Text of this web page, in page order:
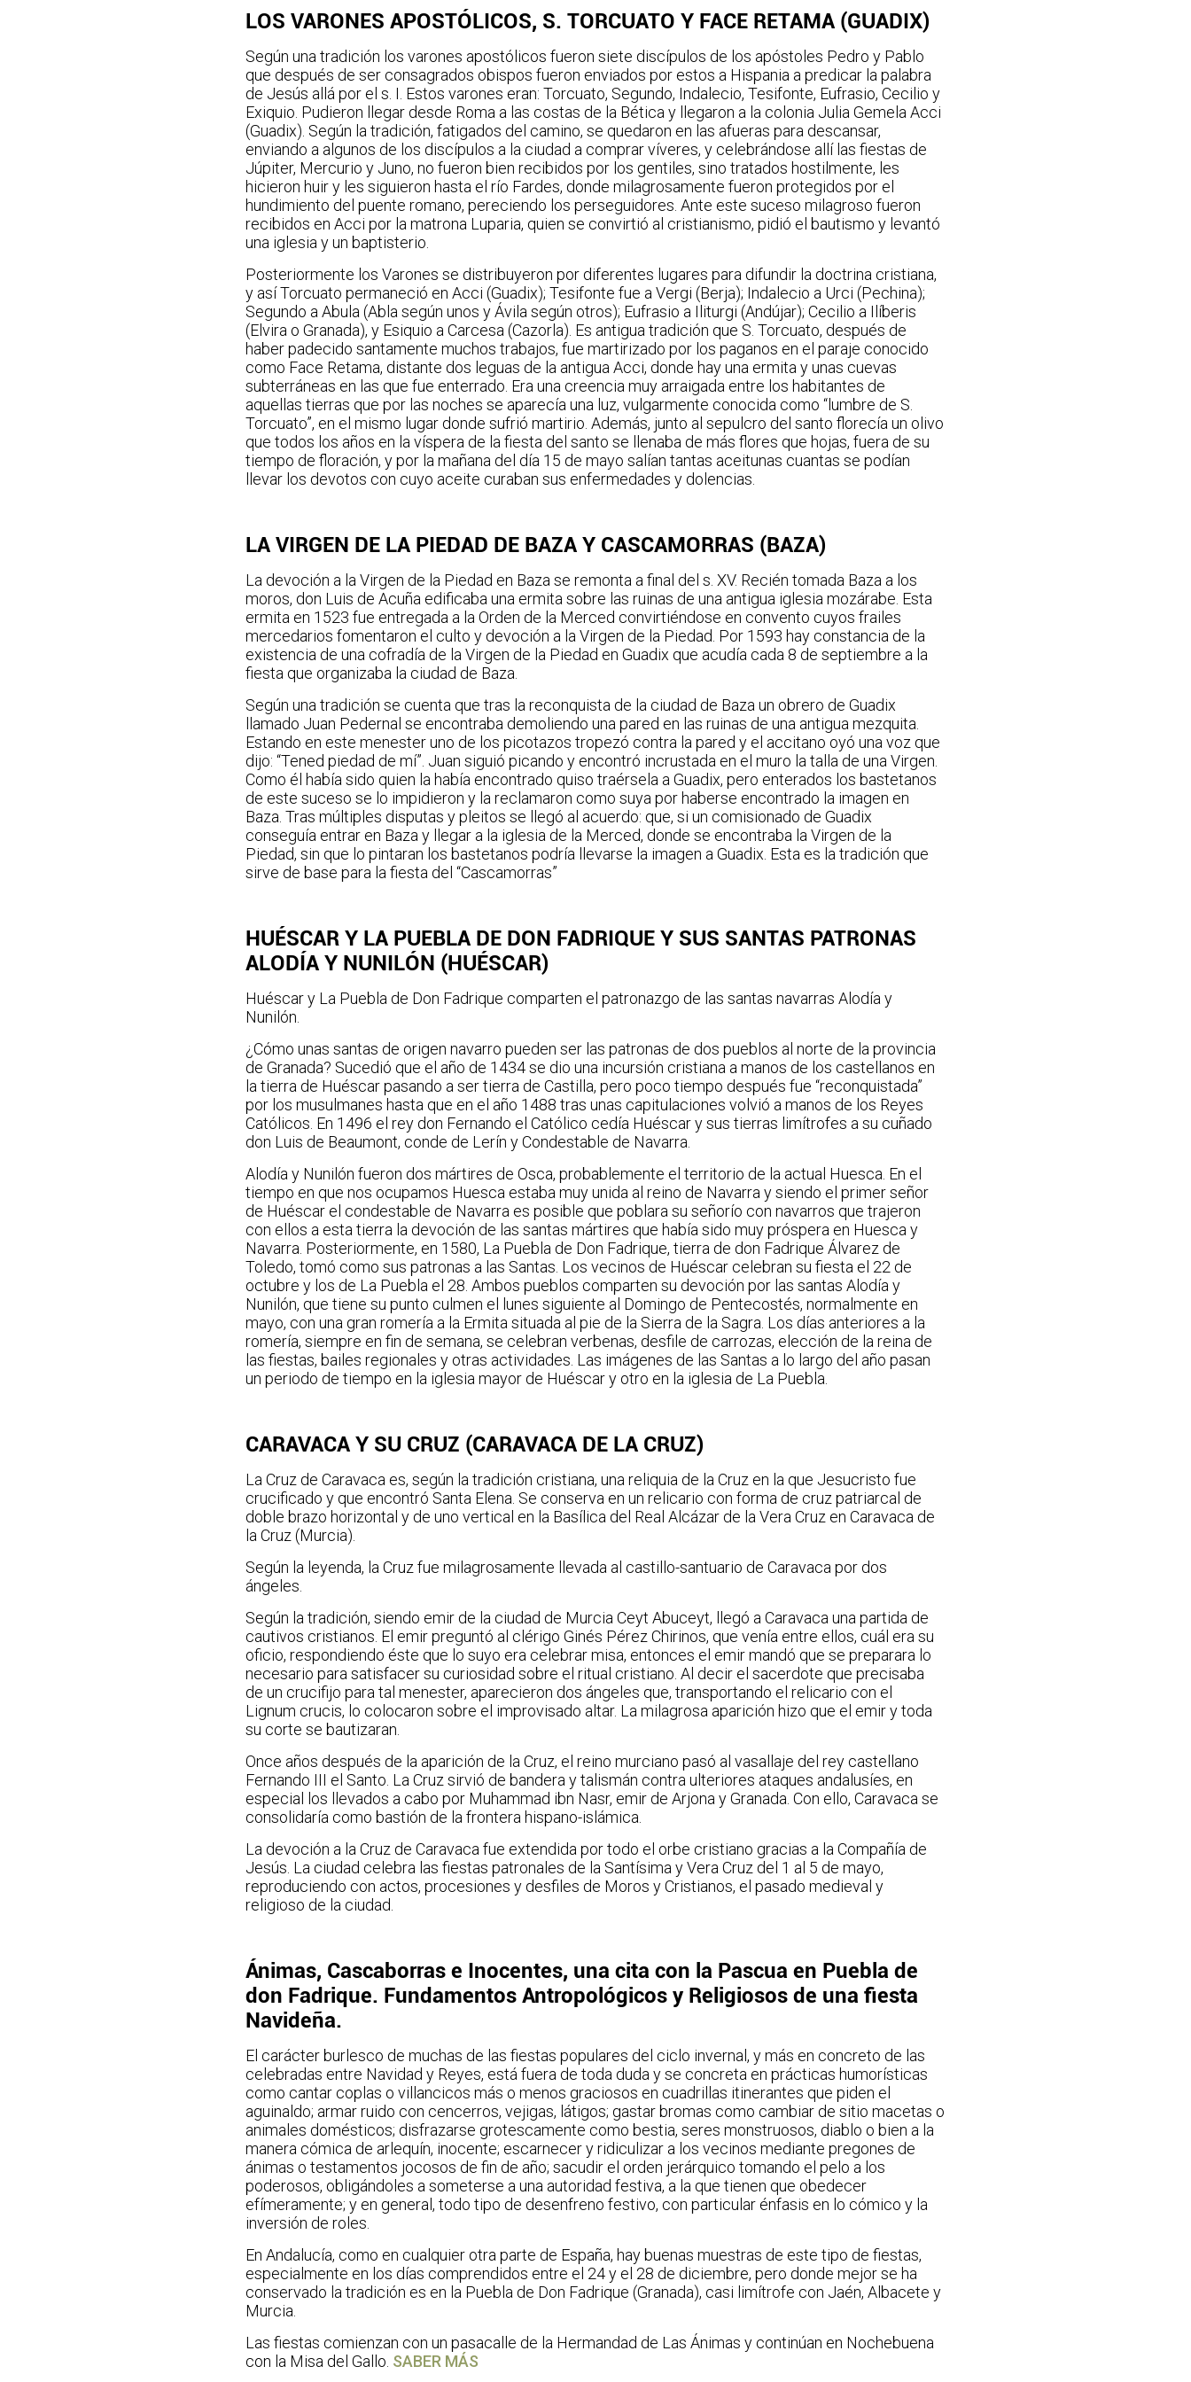
LOS VARONES APOSTÓLICOS, S. TORCUATO Y FACE RETAMA (GUADIX)
Según una tradición los varones apostólicos fueron siete discípulos de los apóstoles Pedro y Pablo
que después de ser consagrados obispos fueron enviados por estos a Hispania a predicar la palabra
de Jesús allá por el s. I. Estos varones eran: Torcuato, Segundo, Indalecio, Tesifonte, Eufrasio, Cecilio y
Exiquio. Pudieron llegar desde Roma a las costas de la Bética y llegaron a la colonia Julia Gemela Acci
(Guadix). Según la tradición, fatigados del camino, se quedaron en las afueras para descansar,
enviando a algunos de los discípulos a la ciudad a comprar víveres, y celebrándose allí las fiestas de
Júpiter, Mercurio y Juno, no fueron bien recibidos por los gentiles, sino tratados hostilmente, les
hicieron huir y les siguieron hasta el río Fardes, donde milagrosamente fueron protegidos por el
hundimiento del puente romano, pereciendo los perseguidores. Ante este suceso milagroso fueron
recibidos en Acci por la matrona Luparia, quien se convirtió al cristianismo, pidió el bautismo y levantó
una iglesia y un baptisterio.
Posteriormente los Varones se distribuyeron por diferentes lugares para difundir la doctrina cristiana,
y así Torcuato permaneció en Acci (Guadix); Tesifonte fue a Vergi (Berja); Indalecio a Urci (Pechina);
Segundo a Abula (Abla según unos y Ávila según otros); Eufrasio a Iliturgi (Andújar); Cecilio a Ilíberis
(Elvira o Granada), y Esiquio a Carcesa (Cazorla). Es antigua tradición que S. Torcuato, después de
haber padecido santamente muchos trabajos, fue martirizado por los paganos en el paraje conocido
como Face Retama, distante dos leguas de la antigua Acci, donde hay una ermita y unas cuevas
subterráneas en las que fue enterrado. Era una creencia muy arraigada entre los habitantes de
aquellas tierras que por las noches se aparecía una luz, vulgarmente conocida como “lumbre de S.
Torcuato”, en el mismo lugar donde sufrió martirio. Además, junto al sepulcro del santo florecía un olivo
que todos los años en la víspera de la fiesta del santo se llenaba de más flores que hojas, fuera de su
tiempo de floración, y por la mañana del día 15 de mayo salían tantas aceitunas cuantas se podían
llevar los devotos con cuyo aceite curaban sus enfermedades y dolencias.
LA VIRGEN DE LA PIEDAD DE BAZA Y CASCAMORRAS (BAZA)
La devoción a la Virgen de la Piedad en Baza se remonta a final del s. XV. Recién tomada Baza a los
moros, don Luis de Acuña edificaba una ermita sobre las ruinas de una antigua iglesia mozárabe. Esta
ermita en 1523 fue entregada a la Orden de la Merced convirtiéndose en convento cuyos frailes
mercedarios fomentaron el culto y devoción a la Virgen de la Piedad. Por 1593 hay constancia de la
existencia de una cofradía de la Virgen de la Piedad en Guadix que acudía cada 8 de septiembre a la
fiesta que organizaba la ciudad de Baza.
Según una tradición se cuenta que tras la reconquista de la ciudad de Baza un obrero de Guadix
llamado Juan Pedernal se encontraba demoliendo una pared en las ruinas de una antigua mezquita.
Estando en este menester uno de los picotazos tropezó contra la pared y el accitano oyó una voz que
dijo: “Tened piedad de mí”. Juan siguió picando y encontró incrustada en el muro la talla de una Virgen.
Como él había sido quien la había encontrado quiso traérsela a Guadix, pero enterados los bastetanos
de este suceso se lo impidieron y la reclamaron como suya por haberse encontrado la imagen en
Baza. Tras múltiples disputas y pleitos se llegó al acuerdo: que, si un comisionado de Guadix
conseguía entrar en Baza y llegar a la iglesia de la Merced, donde se encontraba la Virgen de la
Piedad, sin que lo pintaran los bastetanos podría llevarse la imagen a Guadix. Esta es la tradición que
sirve de base para la fiesta del “Cascamorras”
HUÉSCAR Y LA PUEBLA DE DON FADRIQUE Y SUS SANTAS PATRONAS
ALODÍA Y NUNILÓN (HUÉSCAR)
Huéscar y La Puebla de Don Fadrique comparten el patronazgo de las santas navarras Alodía y
Nunilón.
¿Cómo unas santas de origen navarro pueden ser las patronas de dos pueblos al norte de la provincia
de Granada? Sucedió que el año de 1434 se dio una incursión cristiana a manos de los castellanos en
la tierra de Huéscar pasando a ser tierra de Castilla, pero poco tiempo después fue “reconquistada”
por los musulmanes hasta que en el año 1488 tras unas capitulaciones volvió a manos de los Reyes
Católicos. En 1496 el rey don Fernando el Católico cedía Huéscar y sus tierras limítrofes a su cuñado
don Luis de Beaumont, conde de Lerín y Condestable de Navarra.
Alodía y Nunilón fueron dos mártires de Osca, probablemente el territorio de la actual Huesca. En el
tiempo en que nos ocupamos Huesca estaba muy unida al reino de Navarra y siendo el primer señor
de Huéscar el condestable de Navarra es posible que poblara su señorío con navarros que trajeron
con ellos a esta tierra la devoción de las santas mártires que había sido muy próspera en Huesca y
Navarra. Posteriormente, en 1580, La Puebla de Don Fadrique, tierra de don Fadrique Álvarez de
Toledo, tomó como sus patronas a las Santas. Los vecinos de Huéscar celebran su fiesta el 22 de
octubre y los de La Puebla el 28. Ambos pueblos comparten su devoción por las santas Alodía y
Nunilón, que tiene su punto culmen el lunes siguiente al Domingo de Pentecostés, normalmente en
mayo, con una gran romería a la Ermita situada al pie de la Sierra de la Sagra. Los días anteriores a la
romería, siempre en fin de semana, se celebran verbenas, desfile de carrozas, elección de la reina de
las fiestas, bailes regionales y otras actividades. Las imágenes de las Santas a lo largo del año pasan
un periodo de tiempo en la iglesia mayor de Huéscar y otro en la iglesia de La Puebla.
CARAVACA Y SU CRUZ (CARAVACA DE LA CRUZ)
La Cruz de Caravaca es, según la tradición cristiana, una reliquia de la Cruz en la que Jesucristo fue
crucificado y que encontró Santa Elena. Se conserva en un relicario con forma de cruz patriarcal de
doble brazo horizontal y de uno vertical en la Basílica del Real Alcázar de la Vera Cruz en Caravaca de
la Cruz (Murcia).
Según la leyenda, la Cruz fue milagrosamente llevada al castillo-santuario de Caravaca por dos
ángeles.
Según la tradición, siendo emir de la ciudad de Murcia Ceyt Abuceyt, llegó a Caravaca una partida de
cautivos cristianos. El emir preguntó al clérigo Ginés Pérez Chirinos, que venía entre ellos, cuál era su
oficio, respondiendo éste que lo suyo era celebrar misa, entonces el emir mandó que se preparara lo
necesario para satisfacer su curiosidad sobre el ritual cristiano. Al decir el sacerdote que precisaba
de un crucifijo para tal menester, aparecieron dos ángeles que, transportando el relicario con el
Lignum crucis, lo colocaron sobre el improvisado altar. La milagrosa aparición hizo que el emir y toda
su corte se bautizaran.
Once años después de la aparición de la Cruz, el reino murciano pasó al vasallaje del rey castellano
Fernando III el Santo. La Cruz sirvió de bandera y talismán contra ulteriores ataques andalusíes, en
especial los llevados a cabo por Muhammad ibn Nasr, emir de Arjona y Granada. Con ello, Caravaca se
consolidaría como bastión de la frontera hispano-islámica.
La devoción a la Cruz de Caravaca fue extendida por todo el orbe cristiano gracias a la Compañía de
Jesús. La ciudad celebra las fiestas patronales de la Santísima y Vera Cruz del 1 al 5 de mayo,
reproduciendo con actos, procesiones y desfiles de Moros y Cristianos, el pasado medieval y
religioso de la ciudad.
Ánimas, Cascaborras e Inocentes, una cita con la Pascua en Puebla de
don Fadrique. Fundamentos Antropológicos y Religiosos de una fiesta
Navideña.
El carácter burlesco de muchas de las fiestas populares del ciclo invernal, y más en concreto de las
celebradas entre Navidad y Reyes, está fuera de toda duda y se concreta en prácticas humorísticas
como cantar coplas o villancicos más o menos graciosos en cuadrillas itinerantes que piden el
aguinaldo; armar ruido con cencerros, vejigas, látigos; gastar bromas como cambiar de sitio macetas o
animales domésticos; disfrazarse grotescamente como bestia, seres monstruosos, diablo o bien a la
manera cómica de arlequín, inocente; escarnecer y ridiculizar a los vecinos mediante pregones de
ánimas o testamentos jocosos de fin de año; sacudir el orden jerárquico tomando el pelo a los
poderosos, obligándoles a someterse a una autoridad festiva, a la que tienen que obedecer
efímeramente; y en general, todo tipo de desenfreno festivo, con particular énfasis en lo cómico y la
inversión de roles.
En Andalucía, como en cualquier otra parte de España, hay buenas muestras de este tipo de fiestas,
especialmente en los días comprendidos entre el 24 y el 28 de diciembre, pero donde mejor se ha
conservado la tradición es en la Puebla de Don Fadrique (Granada), casi limítrofe con Jaén, Albacete y
Murcia.
Las fiestas comienzan con un pasacalle de la Hermandad de Las Ánimas y continúan en Nochebuena
con la Misa del Gallo. SABER MÁS